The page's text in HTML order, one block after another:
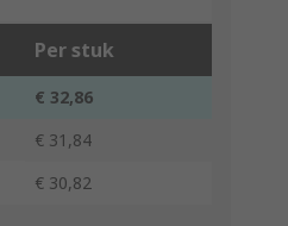
Per stuk
€ 32,86
€ 31,84
€ 30,82